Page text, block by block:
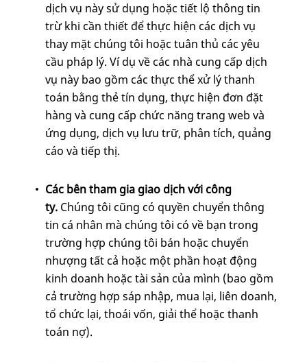
dịch vụ này sử dụng hoặc tiết lộ thông tin
trừ khi cần thiết để thực hiện các dịch vụ
thay mặt chúng tôi hoặc tuân thủ các yêu
cầu pháp lý. Ví dụ về các nhà cung cấp dịch
vụ này bao gồm các thực thể xử lý thanh
toán bằng thẻ tín dụng, thực hiện đơn đặt
hàng và cung cấp chức năng trang web và
ứng dụng, dịch vụ lưu trữ, phân tích, quảng
cáo và tiếp thị.
Các bên tham gia giao dịch với công
ty. Chúng tôi cũng có quyền chuyển thông
tin cá nhân mà chúng tôi có về bạn trong
trường hợp chúng tôi bán hoặc chuyển
nhượng tất cả hoặc một phần hoạt động
kinh doanh hoặc tài sản của mình (bao gồm
cả trường hợp sáp nhập, mua lại, liên doanh,
tổ chức lại, thoái vốn, giải thể hoặc thanh
toán nợ).